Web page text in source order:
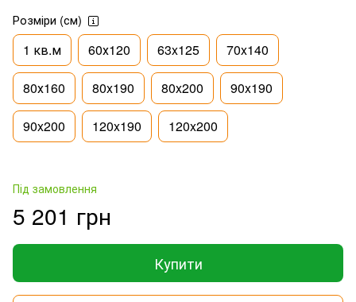
Розміри (см)
1 кв.м 60х120 63x125 70x140
80х160 80x190 80x200 90x190
90x200 120x190 120x200
Під замовлення
5 201 грн
Купити